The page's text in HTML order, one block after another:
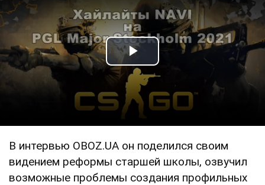
Play Video
В интервью OBOZ.UA он поделился своим
видением реформы старшей школы, озвучил
возможные проблемы создания профильных